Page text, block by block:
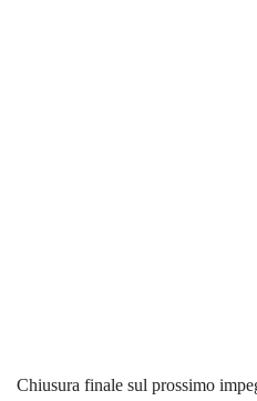
Chiusura finale sul prossimo